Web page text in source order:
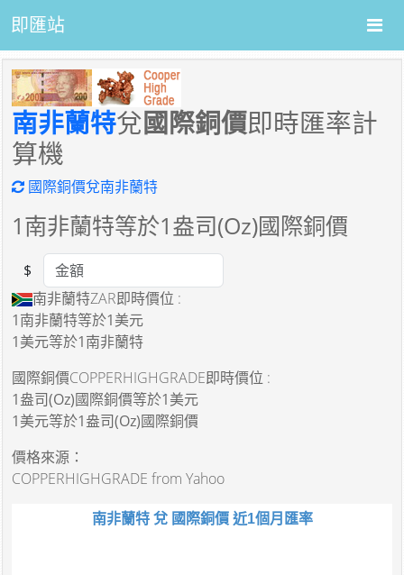
即匯站
南非蘭特兌國際銅價即時匯率計
算機
國際銅價兌南非蘭特
1南非蘭特等於1盎司(Oz)國際銅價
Amount
$
南非蘭特ZAR即時價位 :
1南非蘭特等於1美元
1美元等於1南非蘭特
國際銅價COPPERHIGHGRADE即時價位 :
1盎司(Oz)國際銅價等於1美元
1美元等於1盎司(Oz)國際銅價
價格來源：
COPPERHIGHGRADE from Yahoo
南非蘭特 兌 國際銅價 近1個月匯率